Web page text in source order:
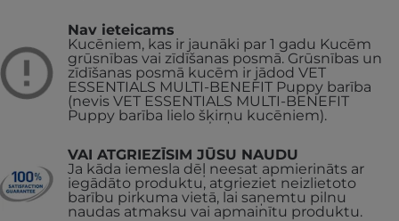
Nav ieteicams
Kucēniem, kas ir jaunāki par 1 gadu Kucēm
grūsnības vai zīdīšanas posmā. Grūsnības un
zīdīšanas posmā kucēm ir jādod VET
ESSENTIALS MULTI-BENEFIT Puppy barība
(nevis VET ESSENTIALS MULTI-BENEFIT
Puppy barība lielo šķirņu kucēniem).
VAI ATGRIEZĪSIM JŪSU NAUDU
Ja kāda iemesla dēļ neesat apmierināts ar
iegādāto produktu, atgrieziet neizlietoto
barību pirkuma vietā, lai saņemtu pilnu
naudas atmaksu vai apmainītu produktu.